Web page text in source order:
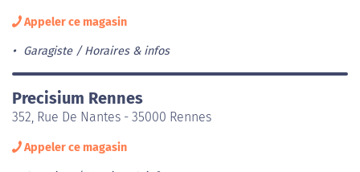
Appeler ce magasin
Garagiste Horaires & infos
Precisium Rennes
352, Rue De Nantes - 35000 Rennes
Appeler ce magasin